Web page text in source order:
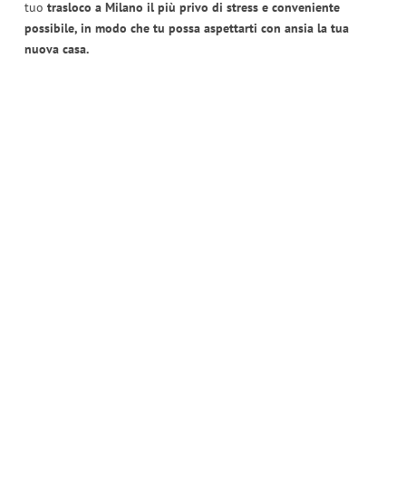
tuo trasloco a Milano il più privo di stress e conveniente
possibile, in modo che tu possa aspettarti con ansia la tua
nuova casa.